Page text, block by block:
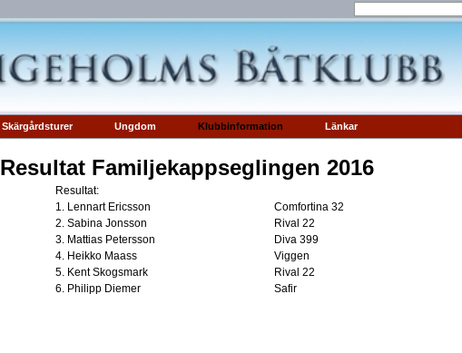
Skärgårdsturer Ungdom Klubbinformation Länkar
Resultat Familjekappseglingen 2016
Resultat:
1. Lennart Ericsson
Comfortina 32
2. Sabina Jonsson
Rival 22
3. Mattias Petersson
Diva 399
4. Heikko Maass
Viggen
5. Kent Skogsmark
Rival 22
6. Philipp Diemer
Safir